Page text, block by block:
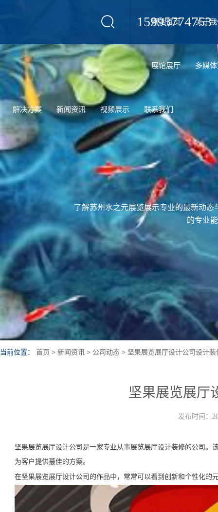
15995774753
网站首页 关于
展馆展厅 多媒
解决方案 新闻资讯 视频展示 联系我们
了解苏州水之元展览展示专业的最新动
的专业
当前位置： 首页 > 新闻资讯 > 公司动态 > 坚果展览展厅设计公司设计装
坚果展览展厅
发布时间：
坚果展览展厅设计公司是一家专业从事展览展厅设计装修的公司
为客户提供蕞佳的方案。
在坚果展览展厅设计公司的作品中，常常可以看到创新和个性化